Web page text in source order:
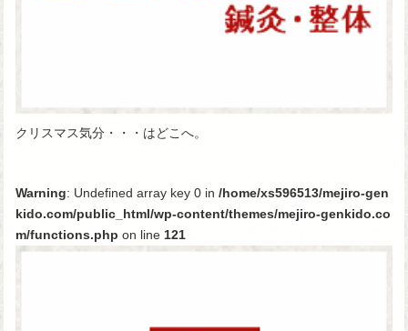
クリスマス気分・・・はどこへ。
Warning: Undefined array key 0 in /home/xs596513/mejiro-gen
kido.com/public_html/wp-content/themes/mejiro-genkido.co
m/functions.php on line 121